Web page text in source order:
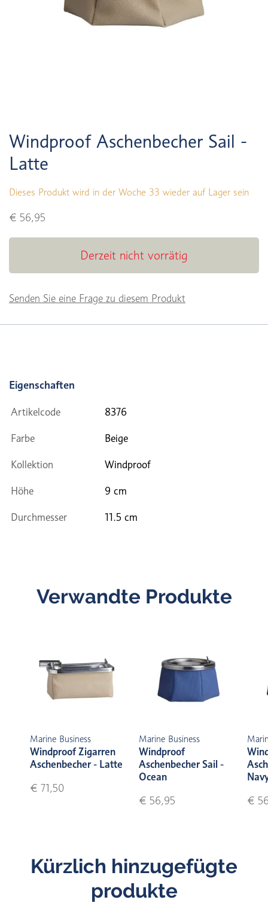
Windproof Aschenbecher Sail -
Latte
Dieses Produkt wird in der Woche 33 wieder auf Lager sein
€ 56,95
Derzeit nicht vorrätig
Senden Sie eine Frage zu diesem Produkt
Eigenschaften
Artikelcode 8376
Farbe Beige
Kollektion Windproof
Höhe 9 cm
Durchmesser 11.5 cm
Verwandte Produkte
Marine Business
Windproof Zigarren
Aschenbecher - Latte
€ 71,50
Marine Business
Windproof
Aschenbecher Sail -
Ocean
€ 56,95
€
Kürzlich hinzugefügte
produkte